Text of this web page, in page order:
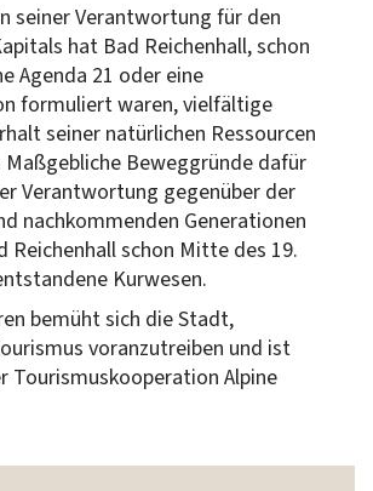
seiner Verantwortung für den
hat Bad Reichenhall, schon
Agenda 21 oder eine
formuliert waren, vielfältige
seiner natürlichen Ressourcen
Beweggründe dafür
Verantwortung gegenüber der
nachkommenden Generationen
Reichenhall schon Mitte des 19.
Kurwesen.
bemüht sich die Stadt,
voranzutreiben und ist
Tourismuskooperation Alpine